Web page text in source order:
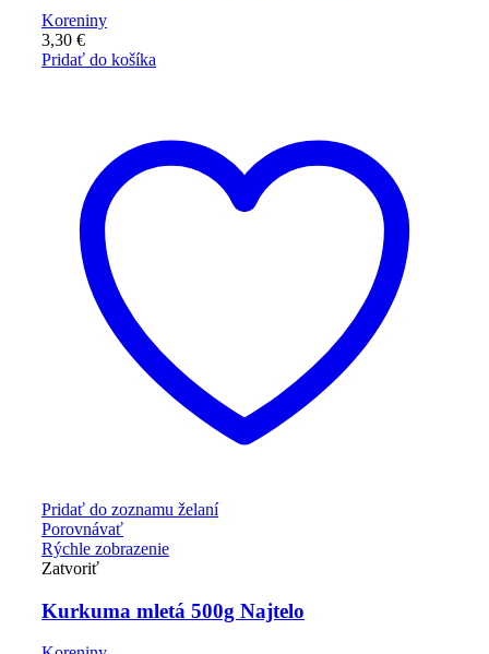
Koreniny
3,30 €
Pridať do košíka
Pridať do zoznamu želaní
Porovnávať
Rýchle zobrazenie
Zatvoriť
Kurkuma mletá 500g Najtelo